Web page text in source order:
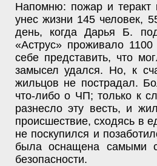
Напомню: пожар и теракт
унес жизни 145 человек,
день, когда Дарья Б.
«Аструс» проживало
себе представить, что
замысел удался. Но, к
жильцов не пострадал.
что-либо о ЧП; только к
разнесло эту весть, и
происшествие, сходясь в
не поскупился и
была оснащена самыми
безопасности.